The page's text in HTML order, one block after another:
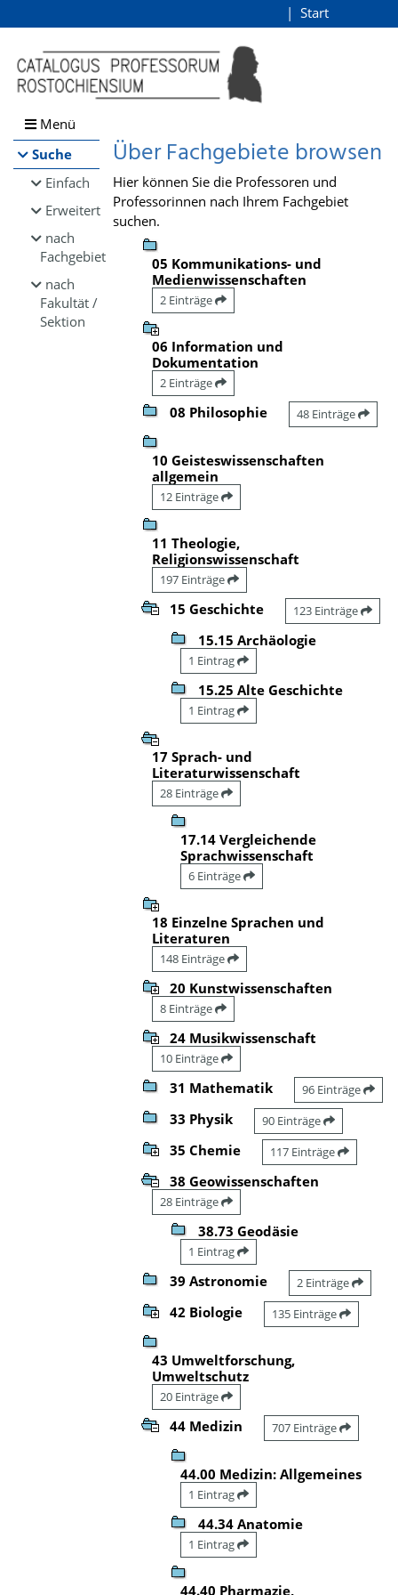
Browsen
direkt zum Inhalt
Start
Menü
Suche
Einfach
Erweitert
nach
Fachgebiet
nach
Fakultät /
Sektion
Über Fachgebiete browsen
Hier können Sie die Professoren und
Professorinnen nach Ihrem Fachgebiet
suchen.
05 Kommunikations- und
Medienwissenschaften
2 Einträge
06 Information und
Dokumentation
2 Einträge
08 Philosophie 48 Einträge
10 Geisteswissenschaften
allgemein
12 Einträge
11 Theologie,
Religionswissenschaft
197 Einträge
15 Geschichte 123 Einträge
15.15 Archäologie
1 Eintrag
15.25 Alte Geschichte
1 Eintrag
17 Sprach- und
Literaturwissenschaft
28 Einträge
17.14 Vergleichende
Sprachwissenschaft
6 Einträge
18 Einzelne Sprachen und
Literaturen
148 Einträge
20 Kunstwissenschaften
8 Einträge
24 Musikwissenschaft
10 Einträge
31 Mathematik 96 Einträge
33 Physik 90 Einträge
35 Chemie 117 Einträge
38 Geowissenschaften
28 Einträge
38.73 Geodäsie
1 Eintrag
39 Astronomie 2 Einträge
42 Biologie 135 Einträge
43 Umweltforschung,
Umweltschutz
20 Einträge
44 Medizin 707 Einträge
44.00 Medizin: Allgemeines
1 Eintrag
44.34 Anatomie
1 Eintrag
44.40 Pharmazie,